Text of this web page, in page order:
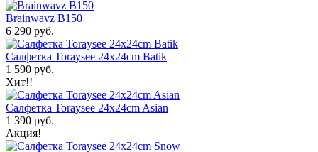
Brainwavz B150
6 290 руб.
Салфетка Toraysee 24x24cm Batik
1 590 руб.
Хит!!
Салфетка Toraysee 24x24cm Asian
1 390 руб.
Акция!